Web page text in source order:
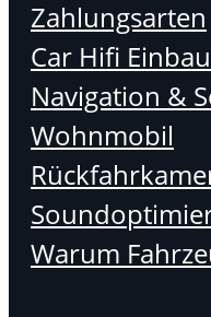
Zahlungsarten
Car Hifi Einbau
Navigation &
Wohnmobil
Warum